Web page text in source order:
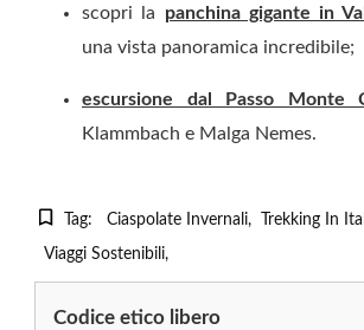
scopri la panchina gigante in
una vista panoramica incredibile;
escursione dal Passo Monte
Klammbach e Malga Nemes.
Tag: Ciaspolate Invernali Trekking In
Viaggi Sostenibili
Codice etico libero